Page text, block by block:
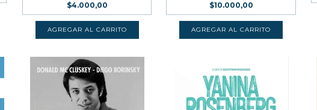
$4.000,00
$10.000,00